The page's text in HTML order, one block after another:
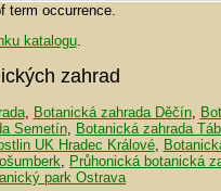
term occurrence.
katalogu.
zahrad
, Botanická zahrada Děčín,
Semetín, Botanická zahrada
UK Hradec Králové,
Průhonická botanická
park Ostrava